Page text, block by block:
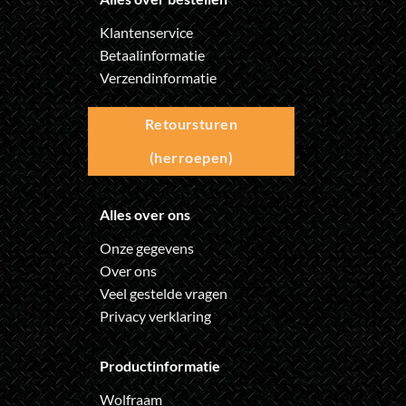
Klantenservice
Betaalinformatie
Verzendinformatie
Retoursturen
(herroepen)
Alles over ons
Onze gegevens
Over ons
Veel gestelde vragen
Privacy verklaring
Productinformatie
Wolfraam